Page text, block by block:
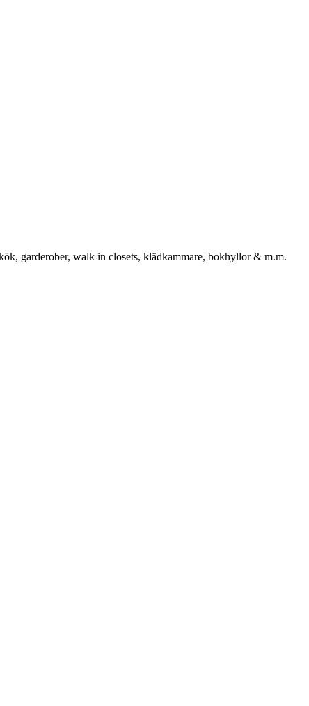
garderober, walk in closets, klädkammare, bokhyllor & m.m.